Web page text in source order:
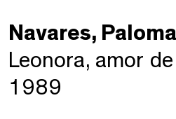
Navares, Paloma
Leonora, amor
1989